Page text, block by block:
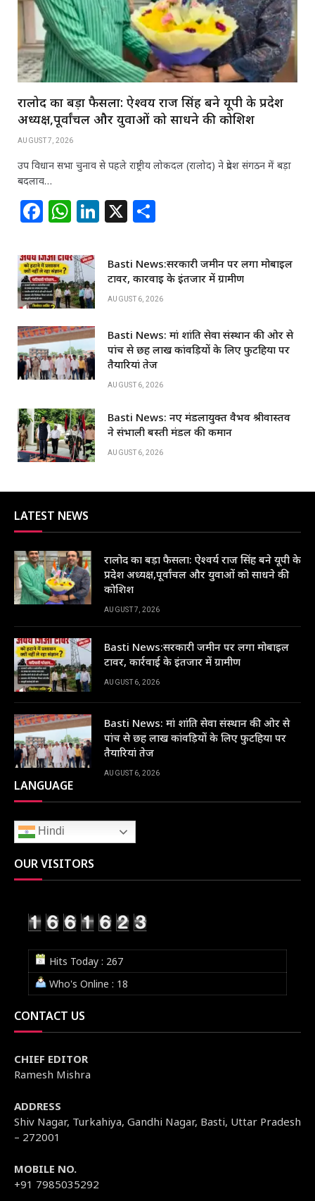
रालोद का बड़ा फैसला: ऐश्वर्य राज सिंह बने यूपी के प्रदेश
अध्यक्ष,पूर्वांचल और युवाओं को साधने की कोशिश
AUGUST 7, 2026
उप विधान सभा चुनाव से पहले राष्ट्रीय लोकदल (रालोद) ने प्रदेश संगठन में बड़ा
बदलाव…
F
c
e
b
o
o
k
W
at
s
A
p
p
Li
k
e
dI
n
X
ar
e
Basti News:सरकारी जमीन पर लगा मोबाइल
टावर, कार्रवाई के इंतजार में ग्रामीण
AUGUST 6, 2026
Basti News: मां शांति सेवा संस्थान की ओर से
पांच से छह लाख कांवड़ियों के लिए फुटहिया पर
तैयारियां तेज
AUGUST 6, 2026
Basti News: नए मंडलायुक्त वैभव श्रीवास्तव
ने संभाली बस्ती मंडल की कमान
AUGUST 6, 2026
LATEST NEWS
रालोद का बड़ा फैसला: ऐश्वर्य राज सिंह बने यूपी के
प्रदेश अध्यक्ष,पूर्वांचल और युवाओं को साधने की
कोशिश
AUGUST 7, 2026
Basti News:सरकारी जमीन पर लगा मोबाइल
टावर, कार्रवाई के इंतजार में ग्रामीण
AUGUST 6, 2026
Basti News: मां शांति सेवा संस्थान की ओर से
पांच से छह लाख कांवड़ियों के लिए फुटहिया पर
तैयारियां तेज
AUGUST 6, 2026
LANGUAGE
Hindi
OUR VISITORS
Hits Today : 267
Who's Online : 18
CONTACT US
CHIEF EDITOR
Ramesh Mishra
ADDRESS
Shiv Nagar, Turkahiya, Gandhi Nagar, Basti, Uttar Pradesh
– 272001
MOBILE NO.
+91 7985035292